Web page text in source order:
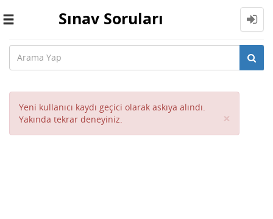
Toggle
Sınav Soruları
Yeni kullanıcı kaydı geçici olarak askıya alındı.
Yakında tekrar deneyiniz.
×